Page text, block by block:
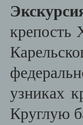
крепость
узниках
Круглую